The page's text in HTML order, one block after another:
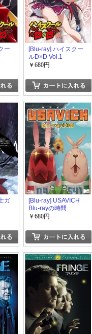
ー
[Blu-ray] ハイスクー
ルD×D Vol.1
￥680円
ガ
[Blu-ray] USAVICH
Blu-rayの時間
￥680円